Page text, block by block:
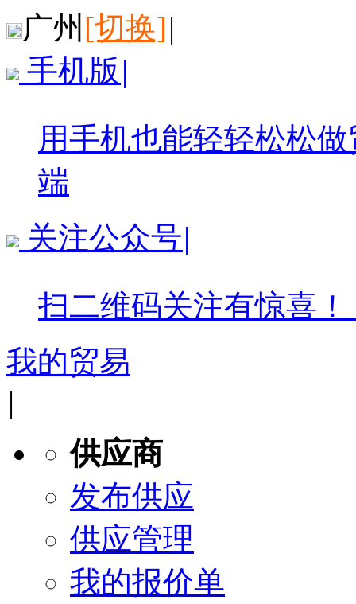
广州 [切换]|
手机版 |
用手机也能轻轻松松
端
关注公众号|
扫二维码关注有惊喜！
我的贸易
|
供应商
发布供应
供应管理
我的报价单